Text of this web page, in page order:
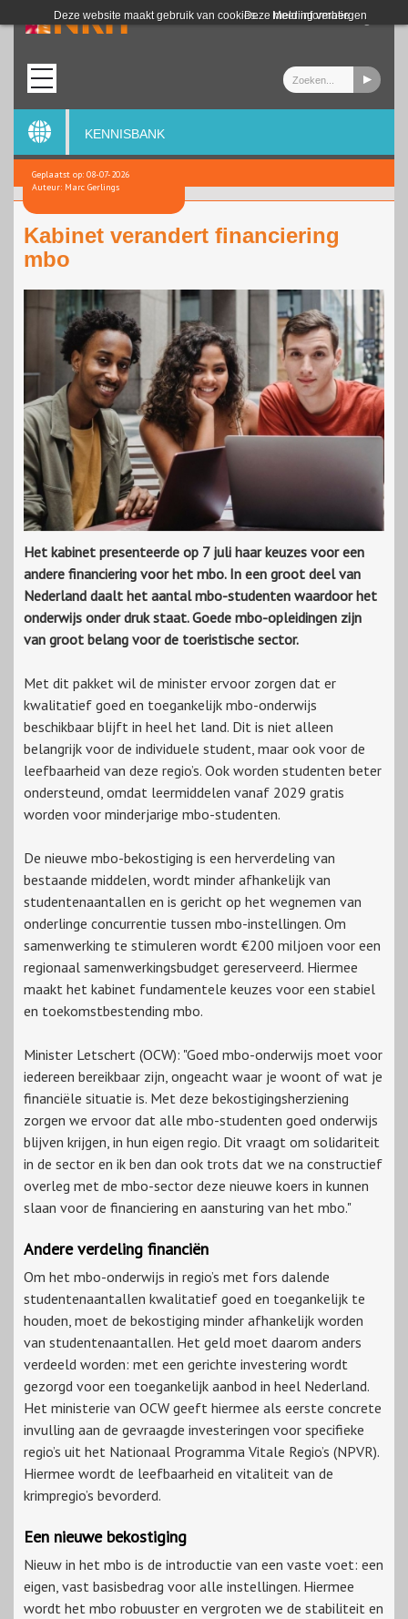
Deze website maakt gebruik van cookies. Meer informatie
Deze melding verbergen
Login
KENNISBANK
Geplaatst op: 08-07-2026
Auteur: Marc Gerlings
Kabinet verandert financiering
mbo
Het kabinet presenteerde op 7 juli haar keuzes voor een
andere financiering voor het mbo. In een groot deel van
Nederland daalt het aantal mbo-studenten waardoor het
onderwijs onder druk staat. Goede mbo-opleidingen zijn
van groot belang voor de toeristische sector.
Met dit pakket wil de minister ervoor zorgen dat er
kwalitatief goed en toegankelijk mbo-onderwijs
beschikbaar blijft in heel het land. Dit is niet alleen
belangrijk voor de individuele student, maar ook voor de
leefbaarheid van deze regio’s. Ook worden studenten beter
ondersteund, omdat leermiddelen vanaf 2029 gratis
worden voor minderjarige mbo-studenten.
De nieuwe mbo-bekostiging is een herverdeling van
bestaande middelen, wordt minder afhankelijk van
studentenaantallen en is gericht op het wegnemen van
onderlinge concurrentie tussen mbo-instellingen. Om
samenwerking te stimuleren wordt €200 miljoen voor een
regionaal samenwerkingsbudget gereserveerd. Hiermee
maakt het kabinet fundamentele keuzes voor een stabiel
en toekomstbestending mbo.
Minister Letschert (OCW): "Goed mbo-onderwijs moet voor
iedereen bereikbaar zijn, ongeacht waar je woont of wat je
financiële situatie is. Met deze bekostigingsherziening
zorgen we ervoor dat alle mbo-studenten goed onderwijs
blijven krijgen, in hun eigen regio. Dit vraagt om solidariteit
in de sector en ik ben dan ook trots dat we na constructief
overleg met de mbo-sector deze nieuwe koers in kunnen
slaan voor de financiering en aansturing van het mbo."
Andere verdeling financiën
Om het mbo-onderwijs in regio’s met fors dalende
studentenaantallen kwalitatief goed en toegankelijk te
houden, moet de bekostiging minder afhankelijk worden
van studentenaantallen. Het geld moet daarom anders
verdeeld worden: met een gerichte investering wordt
gezorgd voor een toegankelijk aanbod in heel Nederland.
Het ministerie van OCW geeft hiermee als eerste concrete
invulling aan de gevraagde investeringen voor specifieke
regio’s uit het Nationaal Programma Vitale Regio’s (NPVR).
Hiermee wordt de leefbaarheid en vitaliteit van de
krimpregio’s bevorderd.
Een nieuwe bekostiging
Nieuw in het mbo is de introductie van een vaste voet: een
eigen, vast basisbedrag voor alle instellingen. Hiermee
wordt het mbo robuuster en vergroten we de stabiliteit en